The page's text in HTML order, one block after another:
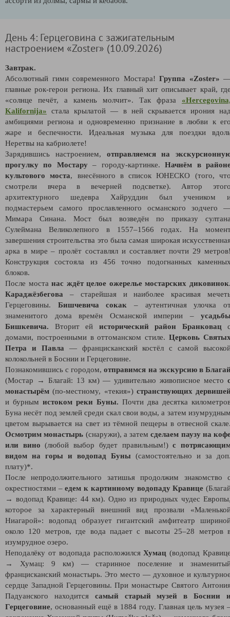
День 4: Герцеговина с зажигательным
настроением «Zoster» (10.09.2026)
Завтрак.
Абсолютный гимн современного Мостара! Группа «Zoster»
главные рок-герои региона. Их главный хит описывает край,
«солнце печёт, а камень молчит». Так фраза
Kalifornija» стала крылатой — в ней скрывается ирония
амбициями региона и одновременно признание в любви к
жаре и беспечности. Идеальная музыка для поездки
Неретвы на кабриолете!
Зарядившись настроением, отправляемся на
прогулку по Мостару– городу-картинке.Начнём в
культового моста, внесённого в список ЮНЕСКО (того,
смотрели вчера в вечерней подсветке). Автор
архитектурного шедевра Хайруддин был учеником
подмастерьем самого прославленного османского зодчего
Мимара Синана. Мост был возведён по приказу
Сулеймана Великолепного в 1557–1566 годах. На
завершения строительства это была самая широкая
арка в мире – пролёт составлял и составляет почти 29
Конструкция состояла из 456 точно подогнанных
блоков.
После мостанас ждёт целое ожерелье мостарских
Караджёзбегова – старейшая и наиболее красивая
Герцеговины. Бишчевича сокак – аутентичная улочка
знаменитого дома времён Османской империи –
Бишкевича. Вторит ей исторический район Бранковац
домами, построенными в оттоманском стиле.Церковь
Петра и Павла — францисканский костёл с самой
колокольней в Боснии и Герцеговине.
Познакомившись с городом,отправимся на экскурсию в
(Мостар → Благай: 13 км) — удивительно живописное место
монастырём (по-местному, «текия») странствующих
и бурным истоком реки Буны. Почти два десятка
Буна несёт под землей среди скал свои воды, а затем
цветом вырывается на свет из тёмной пещеры в отвесной
Осмотрим монастырь (снаружи), а затемсделаем паузу на
или вино (любой выбор будет правильным!)с
видом на горы и водопад Буны (самостоятельно и за
плату)*.
После непродолжительного затишья продолжим знакомство
окрестностями –едем к картинному водопаду Кравице
→ водопад Кравице: 44 км). Одно из природных чудес
которое за характерный внешний вид прозвали
Ниагарой»: водопад образует гигантский амфитеатр
около 120 метров, где вода падает с высоты 25–28 метров
изумрудное озеро.
Неподалёку от водопада расположилсяХумац (водопад
→ Хумац: 9 км) — старинное поселение и
францисканский монастырь. Это место — духовное и
сердце Западной Герцеговины. При монастыре Святого
Падуанского находится самый старый музей в Боснии
Герцеговине, основанный ещё в 1884 году. Главная цель музея